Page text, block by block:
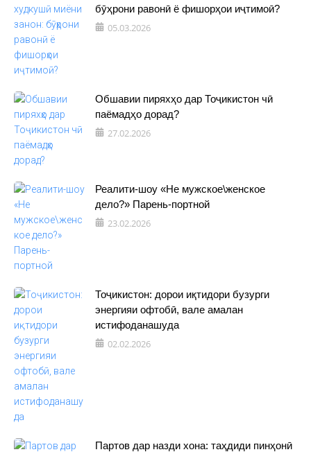
бӯҳрони равонӣ ё фишорҳои иҷтимоӣ?
05.03.2026
Обшавии пиряхҳо дар Тоҷикистон чӣ
паёмадҳо дорад?
27.02.2026
Реалити-шоу «Не мужское\женское
дело?» Парень-портной
23.02.2026
Тоҷикистон: дорои иқтидори бузурги
энергияи офтобӣ, вале амалан
истифоданашуда
02.02.2026
Партов дар назди хона: таҳдиди пинҳонӣ